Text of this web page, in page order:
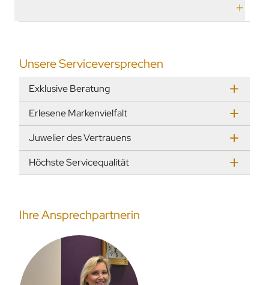
Ihre Ansprechpartnerin
Unsere Serviceversprechen
Exklusive Beratung
Erlesene Markenvielfalt
Juwelier des Vertrauens
Höchste Servicequalität